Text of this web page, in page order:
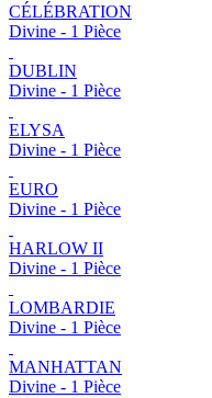
CÉLÉBRATION
Divine - 1 Pièce
DUBLIN
Divine - 1 Pièce
ELYSA
Divine - 1 Pièce
EURO
Divine - 1 Pièce
HARLOW II
Divine - 1 Pièce
LOMBARDIE
Divine - 1 Pièce
MANHATTAN
Divine - 1 Pièce